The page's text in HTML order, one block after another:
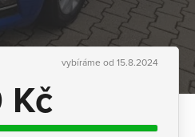
vybíráme od 15.8.2024
Kč